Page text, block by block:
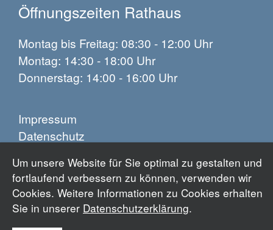
Um unsere Website für Sie optimal zu gestalten und
fortlaufend verbessern zu können, verwenden wir
Cookies. Weitere Informationen zu Cookies erhalten
Sie in unserer Datenschutzerklärung.
Öffnungszeiten Rathaus
Montag bis Freitag: 08:30 - 12:00 Uhr
Montag: 14:30 - 18:00 Uhr
Donnerstag: 14:00 - 16:00 Uhr
Impressum
Datenschutz